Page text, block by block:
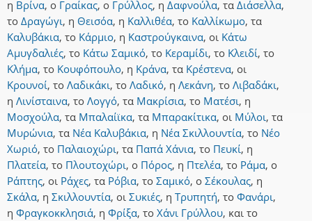
η Βρίνα, ο Γραίκας, ο Γρύλλος, η Δαφνούλα, τα Διάσελλα,
το Δραγώγι, η Θεισόα, η Καλλιθέα, το Καλλίκωμο, τα
Καλυβάκια, το Κάρμιο, η Καστρούγκαινα, οι Κάτω
Αμυγδαλιές, το Κάτω Σαμικό, το Κεραμίδι, το Κλειδί, το
Κλήμα, το Κουφόπουλο, η Κράνα, τα Κρέστενα, οι
Κρουνοί, το Λαδικάκι, το Λαδικό, η Λεκάνη, το Λιβαδάκι,
η Λινίσταινα, το Λογγό, τα Μακρίσια, το Ματέσι, η
Μοσχούλα, τα Μπαλαίϊκα, τα Μπαρακίτικα, οι Μύλοι, τα
Μυρώνια, τα Νέα Καλυβάκια, η Νέα Σκιλλουντία, το Νέο
Χωριό, το Παλαιοχώρι, τα Παπά Χάνια, το Πευκί, η
Πλατεία, το Πλουτοχώρι, ο Πόρος, η Πτελέα, το Ράμα, ο
Ράπτης, οι Ράχες, τα Ρόβια, το Σαμικό, ο Σέκουλας, η
Σκάλα, η Σκιλλουντία, οι Συκιές, η Τρυπητή, το Φανάρι,
η Φραγκοκκλησιά, η Φρίξα, το Χάνι Γρύλλου, και το